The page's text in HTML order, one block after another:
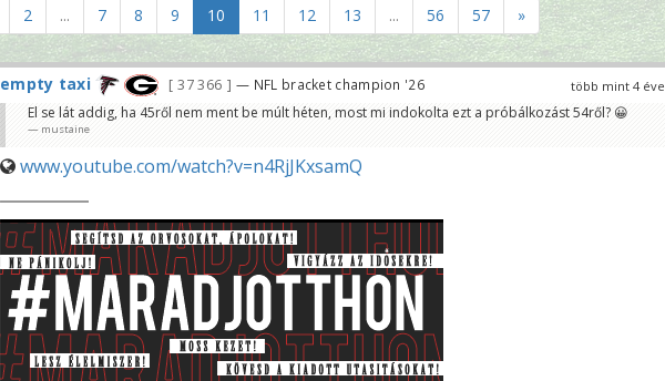
2 ... 7 8 9 10 11 12 13 ... 56 57 »
több mint 4 éve
empty taxi 37 366 — NFL bracket champion '26
El se lát addig, ha 45ről nem ment be múlt héten, most mi indokolta ezt a próbálkozást 54ről? 😀
mustaine
www.youtube.com/watch?v=n4RjJKxsamQ